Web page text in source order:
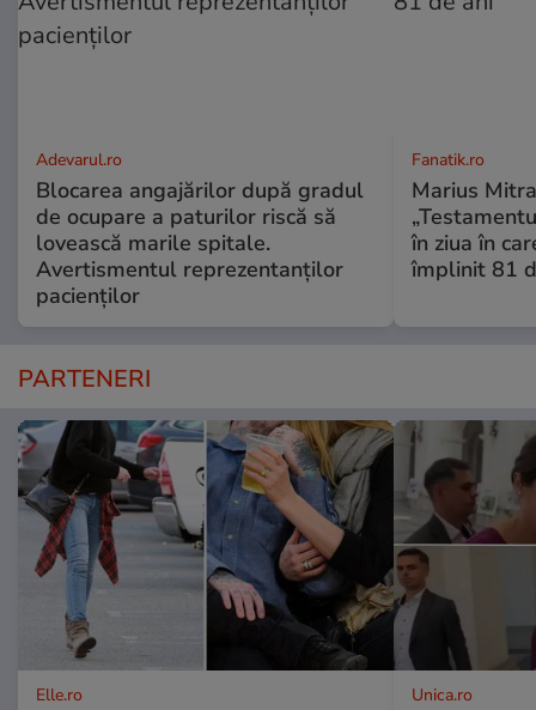
Adevarul.ro
Blocarea angajărilor după gradul
de ocupare a paturilor riscă să
lovească marile spitale.
Avertismentul reprezentanților
pacienților
Fanatik.ro
Marius
în ziua în
împlinit 81
PARTENERI
Elle.ro Unica.ro